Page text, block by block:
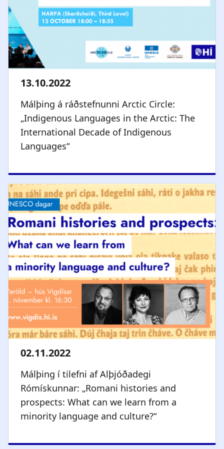
Málþing á ráðstefnunni Arctic Circle:
„Indigenous Languages in the Arctic: The
International Decade of Indigenous
Languages“
Málþing í tilefni af Alþjóðadegi
Rómískunnar: „Romani histories and
prospects: What can we learn from a
minority language and culture?“